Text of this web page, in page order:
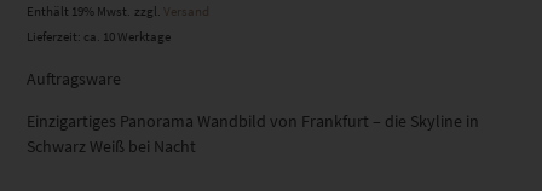
Enthält 19% Mwst. zzgl. Versand
Lieferzeit: ca. 10 Werktage
Auftragsware
Einzigartiges Panorama Wandbild von Frankfurt – die Skyline in
Schwarz Weiß bei Nacht